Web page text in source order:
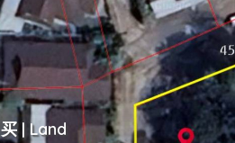
买 | Land